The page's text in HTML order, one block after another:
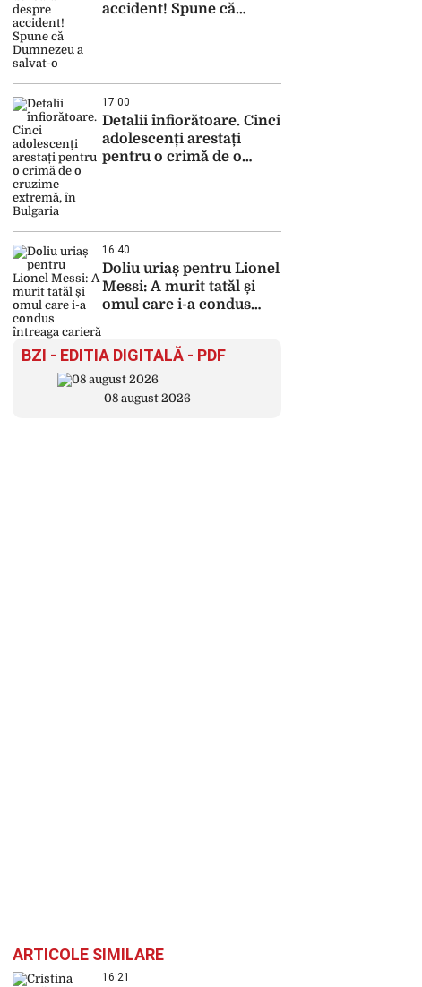
accident! Spune că
17:00
Detalii înfiorătoare. Cinci
adolescenți arestați
pentru o crimă de o
16:40
Doliu uriaș pentru Lionel
Messi: A murit tatăl și
omul care i-a condus
BZI - EDITIA DIGITALĂ - PDF
08 august 2026
ARTICOLE SIMILARE
16:21